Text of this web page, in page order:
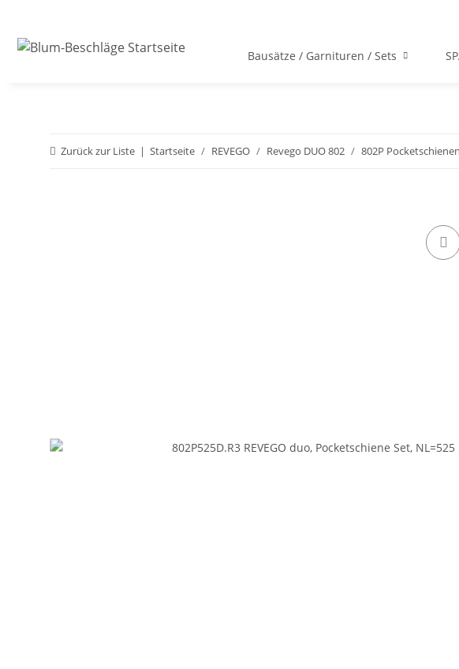
Bausätze / Garnituren / Sets
Zurück zur Liste Startseite REVEGO Revego DUO 802 802P Pocketschienen